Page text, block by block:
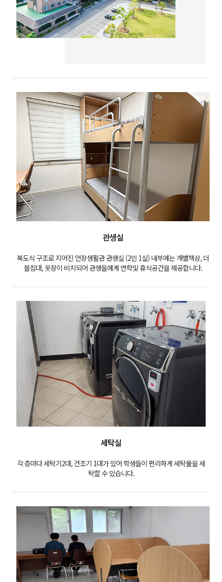
관생실
복도식 구조로 지어진 언장생활관 관생실 (2인 1실) 내부에는 개별책상, 더
블침대, 옷장이 비치되어 관생들에게 면학및 휴식공간을 제공합니다.
세탁실
각 층마다 세탁기2대, 건조기 1대가 있어 학생들이 편리하게 세탁물을 세
탁할 수 있습니다.